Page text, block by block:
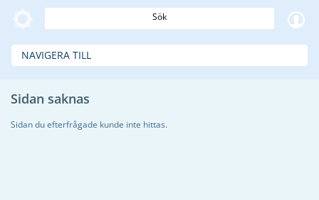
Sök
NAVIGERA TILL
Sidan saknas
Sidan du efterfrågade kunde inte hittas.